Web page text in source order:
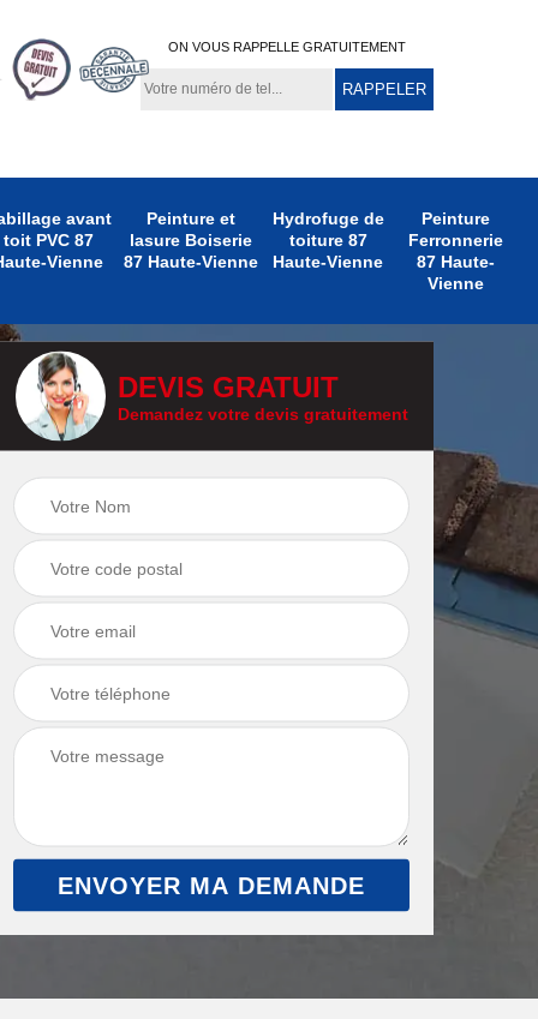
ON VOUS RAPPELLE GRATUITEMENT
avant
toit PVC 87
Vienne
Peinture et
lasure Boiserie
87 Haute-Vienne
Hydrofuge de
toiture 87
Haute-Vienne
Peinture
Ferronnerie
87 Haute-
Vienne
Peinture Extérieure
87 Haute-Vienne
Peinture
Ferronnerie 87
Haute-Vienne
DEVIS GRATUIT
Demandez votre devis gratuitement